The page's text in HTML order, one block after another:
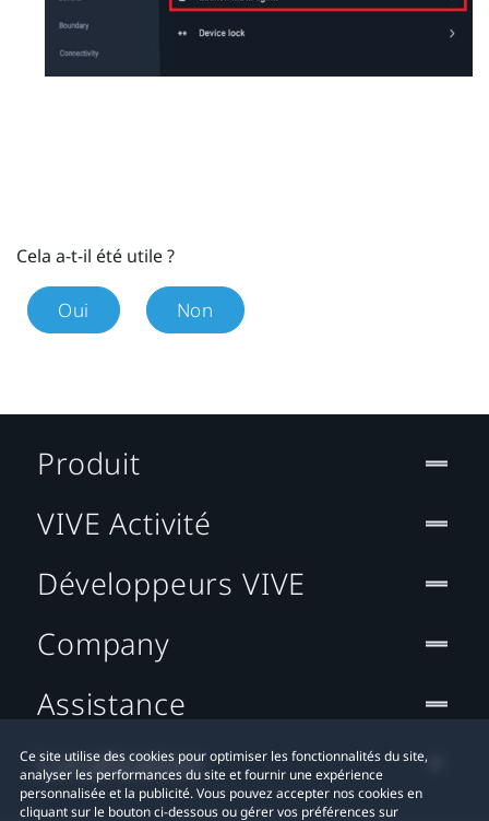
Cela a-t-il été utile ?
Oui Non
Ce site utilise des cookies pour optimiser les fonctionnalités du site,
analyser les performances du site et fournir une expérience
personnalisée et la publicité. Vous pouvez accepter nos cookies en
cliquant sur le bouton ci-dessous ou gérer vos préférences sur
Produit
VIVE Activité
Développeurs VIVE
Company
Assistance
Localisation